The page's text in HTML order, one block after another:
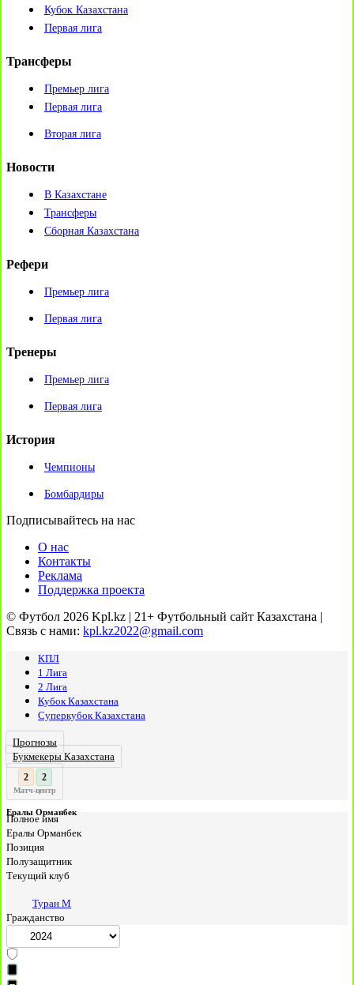
Кубок Казахстана
Первая лига
Трансферы
Премьер лига
Первая лига
Вторая лига
Новости
В Казахстане
Трансферы
Сборная Казахстана
Рефери
Премьер лига
Первая лига
Тренеры
Премьер лига
Первая лига
История
Чемпионы
Бомбардиры
Подписывайтесь на нас
О нас
Контакты
Реклама
Поддержка проекта
© Футбол 2026 Kpl.kz | 21+ Футбольный сайт Казахстана |
Связь с нами: kpl.kz2022@gmail.com
КПЛ
1 Лига
2 Лига
Кубок Казахстана
Суперкубок Казахстана
Прогнозы
Букмекеры Казахстана
3 : 3
Матч-центр
Ералы Орманбек
Полное имя
Ералы Орманбек
Позиция
Полузащитник
Текущий клуб
Туран М
Гражданство